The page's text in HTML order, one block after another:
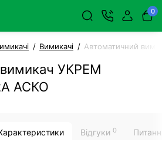
0
Вимикачі Автоматичний
УКРЕМ
АСКО
Відгуки 0